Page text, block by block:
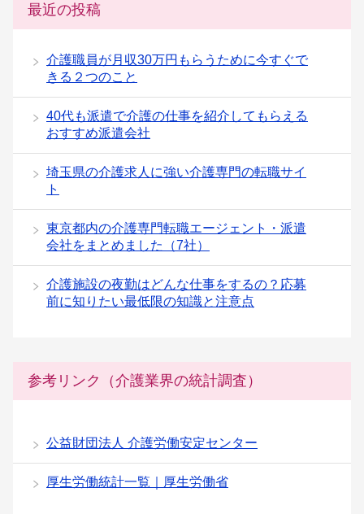
最近の投稿
介護職員が月収30万円もらうために今すぐで
きる２つのこと
40代も派遣で介護の仕事を紹介してもらえる
おすすめ派遣会社
埼玉県の介護求人に強い介護専門の転職サイ
ト
東京都内の介護専門転職エージェント・派遣
会社をまとめました（7社）
介護施設の夜勤はどんな仕事をするの？応募
前に知りたい最低限の知識と注意点
参考リンク（介護業界の統計調査）
公益財団法人 介護労働安定センター
厚生労働統計一覧｜厚生労働省